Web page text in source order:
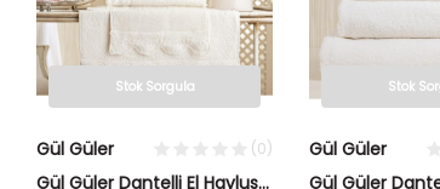
Stok Sorgula
Gül Güler (0)
Gül Güler Dantelli El Havlusu
Stok
Gül Güler
Gül Güler